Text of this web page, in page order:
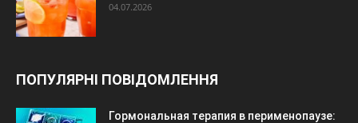
04.07.2026
ПОПУЛЯРНІ ПОВІДОМЛЕННЯ
Гормональная терапия в перименопаузе: